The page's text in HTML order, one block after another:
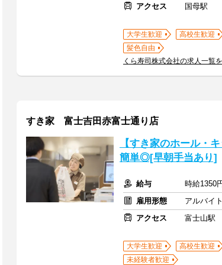
アクセス 国母駅
大学生歓迎 高校生歓迎
髪色自由
くら寿司株式会社の求人一覧
すき家 富士吉田赤富士通り店
【すき家のホール・
簡単◎[早朝手当あり]
給与
時給1350
雇用形態
アルバイ
アクセス
富士山駅
大学生歓迎 高校生歓迎
未経験者歓迎